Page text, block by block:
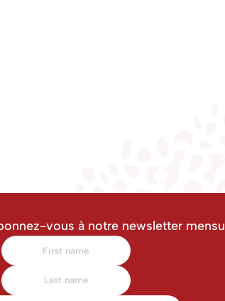
vous à notre newsletter